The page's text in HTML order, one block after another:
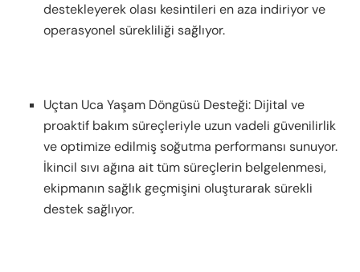
destekleyerek olası kesintileri en aza indiriyor ve
operasyonel sürekliliği sağlıyor.
Uçtan Uca Yaşam Döngüsü Desteği: Dijital ve
proaktif bakım süreçleriyle uzun vadeli güvenilirlik
ve optimize edilmiş soğutma performansı sunuyor.
İkincil sıvı ağına ait tüm süreçlerin belgelenmesi,
ekipmanın sağlık geçmişini oluşturarak sürekli
destek sağlıyor.